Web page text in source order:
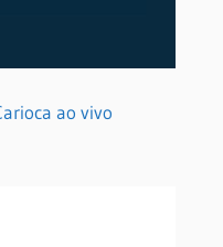
ao vivo